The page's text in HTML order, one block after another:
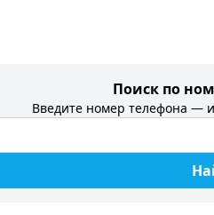
Поиск по
Введите номер телефона —